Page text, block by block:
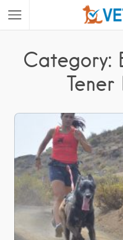
Category: